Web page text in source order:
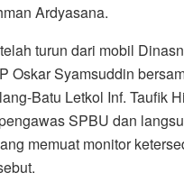
Ardyasana.
turun dari mobil
Oskar Syamsuddin
Batu Letkol Inf. Taufik
SPBU dan
memuat monitor